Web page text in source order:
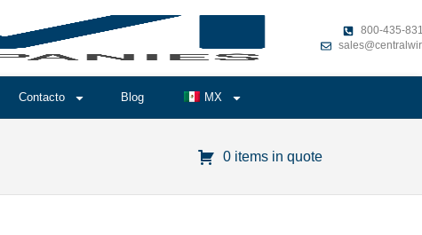
800-435-
Contacto Blog MX
0 items in quote